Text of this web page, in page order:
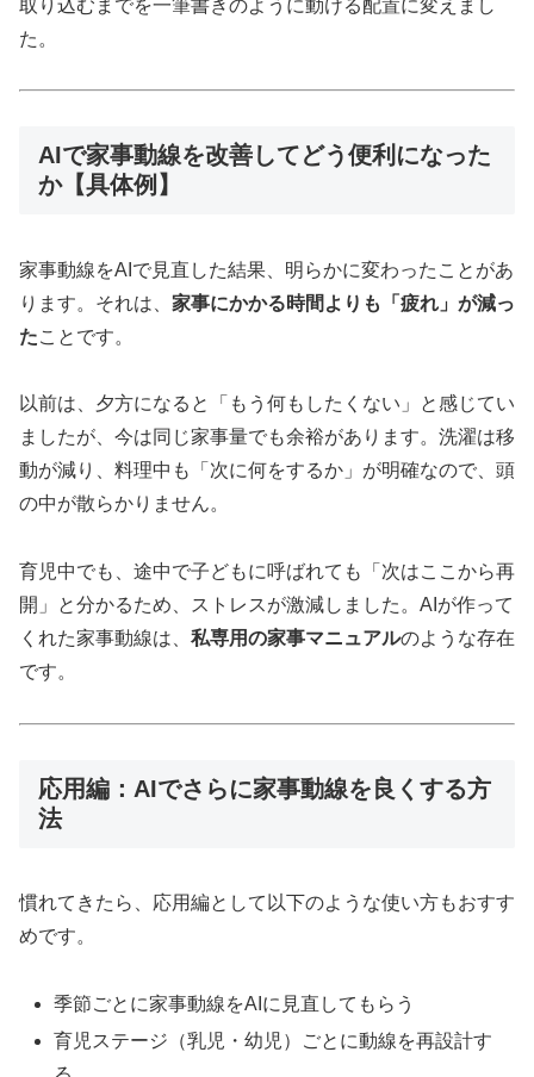
取り込むまでを一筆書きのように動ける配置に変えまし
た。
AIで家事動線を改善してどう便利になった
か【具体例】
家事動線をAIで見直した結果、明らかに変わったことがあ
ります。それは、 家事にかかる時間よりも「疲れ」が減っ
たことです。
以前は、夕方になると「もう何もしたくない」と感じてい
ましたが、今は同じ家事量でも余裕があります。洗濯は移
動が減り、料理中も「次に何をするか」が明確なので、頭
の中が散らかりません。
育児中でも、途中で子どもに呼ばれても「次はここから再
開」と分かるため、ストレスが激減しました。AIが作って
くれた家事動線は、 私専用の家事マニュアルのような存在
です。
応用編：AIでさらに家事動線を良くする方
法
慣れてきたら、応用編として以下のような使い方もおすす
めです。
季節ごとに家事動線をAIに見直してもらう
育児ステージ（乳児・幼児）ごとに動線を再設計す